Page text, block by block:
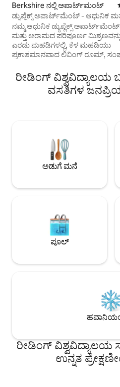
Berkshire ನಲ್ಲಿ ಅಪಾರ್ಟ್‌ಮಂಟ್
ಡ್ಯುಪ್ಲೆಕ್ಸ್ ಅಪಾರ್ಟ್‌ಮೆಂಟ್ - ಆಧುನಿಕ
ಅನುಕೂಲಕರ
ನಮ್ಮ ಆಧುನಿಕ ಡ್ಯುಪ್ಲೆಕ್ಸ್
ಮತ್ತು ಆರಾಮದ ಪರಿಪೂರ್ಣ
ಎರಡು ಮಹಡಿಗಳಲ್ಲಿ, ಕೆಳ ಮಹಡಿಯು
ಪ್ರಕಾಶಮಾನವಾದ ಲಿವಿಂಗ್ ರೂಮ್,
ಯೊಂದಿಗೆ ನಿಮ್ಮನ್ನು ಸ್ವಾಗತಿಸುತ್ತದೆ.
ಮಹಡಿಯಲ್ಲಿ, ಎರಡು ಆರಾಮದಾಯಕ
ಬೆಡ್‌ರೂಮ್‌ಗಳು ಮತ್ತು ಶವರ್
ವಾಸ್ತವ್ಯಕ್ಕಾಗಿ ನಿಮಗೆ ಅಗತ್ಯವಿರುವ
ಹೊಂದಿರುವ, ಮನೆಯಿಂದ ದೂರವಿರುವ
ಆರಾಮದಾಯಕ ಮನೆಯನ್ನು ಒದಗಿಸುತ್ತದೆ.
ರೀಡಿಂಗ್ ವಿಶ್ವವಿದ್ಯಾಲಯ
ವಸತಿಗಳ
ಅಡುಗೆ ಮನೆ
ಪೂಲ್
ರೀಡಿಂಗ್ ವಿಶ್ವವಿದ್ಯಾಲಯ
ಉನ್ನತ